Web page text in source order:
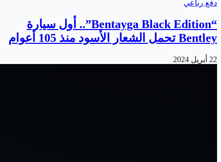
دفع رباعي
“Bentayga Black Edition”.. أول سيارة
Bentley تحمل الشعار الأسود منذ 105 أعوام
22 أبريل 2024